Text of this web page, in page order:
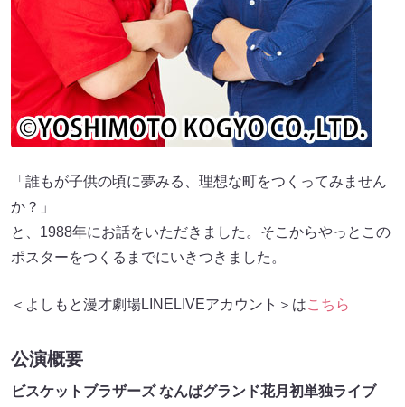
「誰もが子供の頃に夢みる、理想な町をつくってみません
か？」
と、1988年にお話をいただきました。そこからやっとこの
ポスターをつくるまでにいきつきました。
＜よしもと漫才劇場LINELIVEアカウント＞はこちら
公演概要
ビスケットブラザーズ なんばグランド花月初単独ライブ